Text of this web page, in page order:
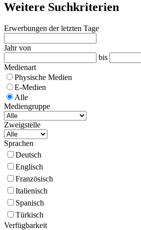
Weitere Suchkriterien
Erwerbungen der letzten Tage
Jahr von
bis
Medienart
Physische Medien
E-Medien
Alle
Mediengruppe
Zweigstelle
Sprachen
Deutsch
Englisch
Französisch
Italienisch
Spanisch
Türkisch
Verfügbarkeit